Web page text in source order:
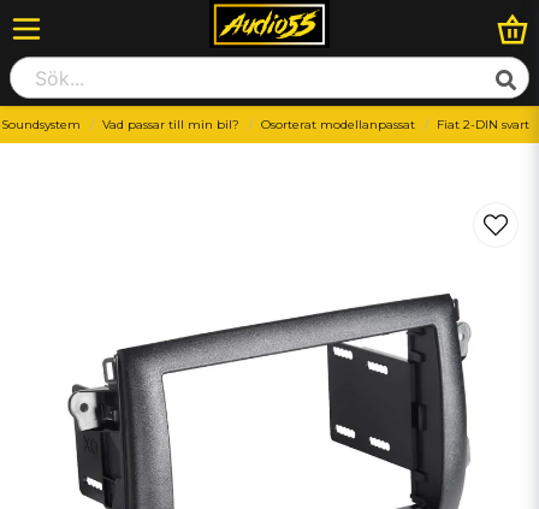
Vad passar till min bil? Osorterat modellanpassat Fiat 2-DIN svart